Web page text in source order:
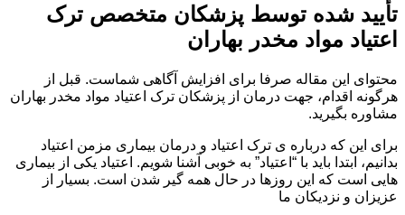
تأیید شده توسط پزشکان متخصص ترک
اعتیاد مواد مخدر بهاران
محتوای این مقاله صرفا برای افزایش آگاهی شماست. قبل از
هرگونه اقدام، جهت درمان از پزشکان ترک اعتیاد مواد مخدر بهاران
مشاوره بگیرید.
برای این که درباره ی ترک اعتیاد و درمان بیماری مزمن اعتیاد
بدانیم، ابتدا باید با “اعتیاد” به خوبی آشنا شویم. اعتیاد یکی از بیماری
هایی است که این روزها در حال همه گیر شدن است. بسیار از
عزیزان و نزدیکان ما